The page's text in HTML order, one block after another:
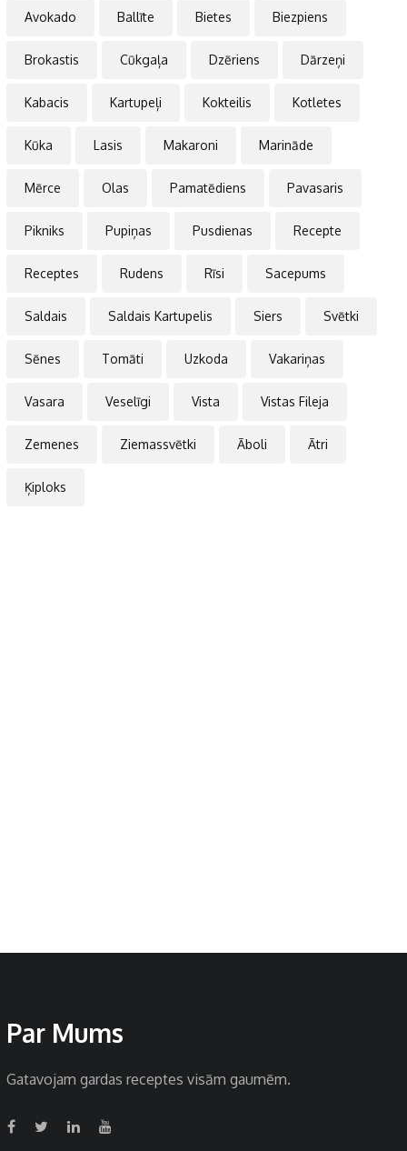
Avokado Ballīte Bietes Biezpiens
Brokastis Cūkgaļa Dzēriens Dārzeņi
Kabacis Kartupeļi Kokteilis Kotletes
Kūka Lasis Makaroni Marināde
Mērce Olas Pamatēdiens Pavasaris
Pikniks Pupiņas Pusdienas Recepte
Receptes Rudens Rīsi Sacepums
Saldais Saldais Kartupelis Siers Svētki
Sēnes Tomāti Uzkoda Vakariņas
Vasara Veselīgi Vista Vistas Fileja
Zemenes Ziemassvētki Āboli Ātri
Ķiploks
Par Mums
Gatavojam gardas receptes visām gaumēm.